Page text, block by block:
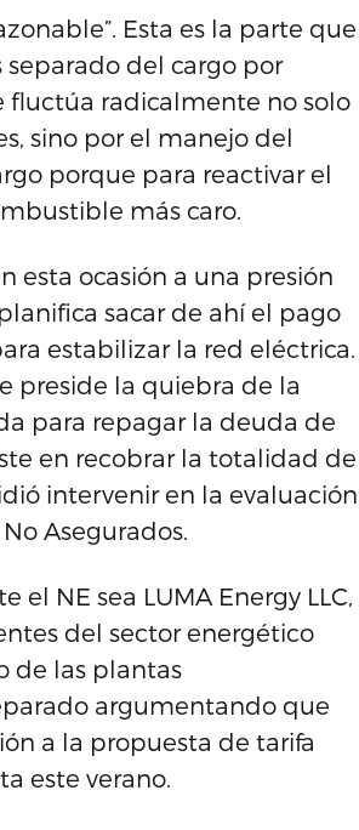
Esta es la parte que
separado del cargo por
fluctúa radicalmente no solo
sino por el manejo del
porque para reactivar el
más caro.
esta ocasión a una presión
sacar de ahí el pago
estabilizar la red eléctrica.
preside la quiebra de la
para repagar la deuda de
en recobrar la totalidad de
intervenir en la evaluación
Asegurados.
NE sea LUMA Energy LLC,
del sector energético
de las plantas
argumentando que
a la propuesta de tarifa
este verano.